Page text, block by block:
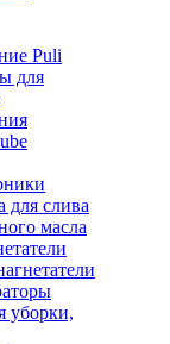
Puli
для
для слива
масла